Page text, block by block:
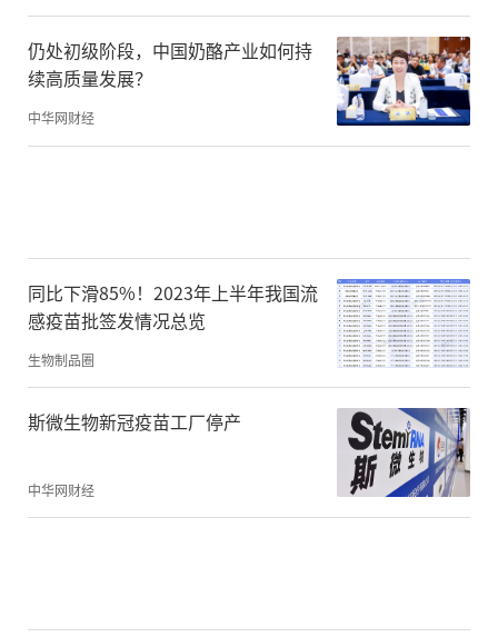
仍处初级阶段，中国奶酪产业如何持
续高质量发展？
中华网财经
同比下滑85%！2023年上半年我国流
感疫苗批签发情况总览
生物制品圈
斯微生物新冠疫苗工厂停产
中华网财经